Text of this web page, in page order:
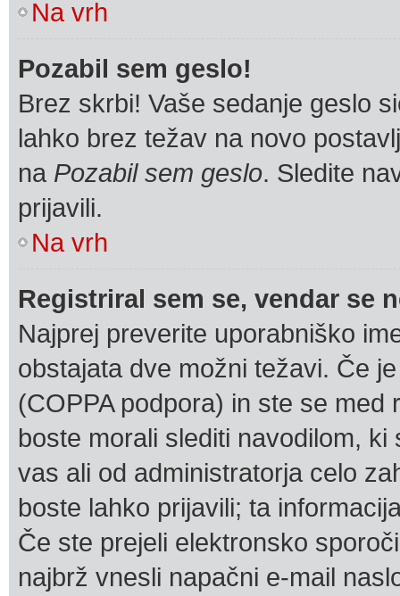
Na vrh
Pozabil sem geslo!
Brez skrbi! Vaše sedanje geslo
lahko brez težav na novo
na Pozabil sem geslo. Sledite
prijavili.
Na vrh
Registriral sem se, vendar se
Najprej preverite uporabniško
obstajata dve možni težavi. Če
(COPPA podpora) in ste se
boste morali slediti navodilom,
vas ali od administratorja celo
boste lahko prijavili; ta
Če ste prejeli elektronsko
najbrž vnesli napačni e-mail